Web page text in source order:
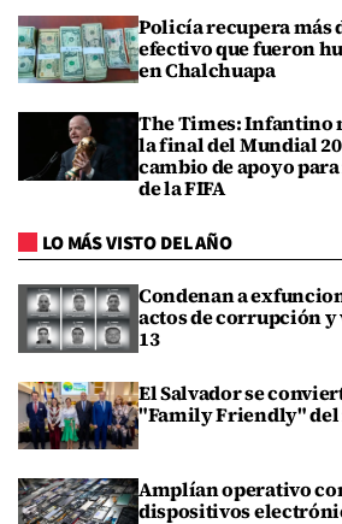
Policía recupera más
efectivo que fueron
en Chalchuapa
The Times: Infantino
la final del Mundial
cambio de apoyo
de la FIFA
LO MÁS VISTO DEL AÑO
Condenan a
actos de corrupción y
13
El Salvador se
"Family Friendly"
Amplían operativo
dispositivos